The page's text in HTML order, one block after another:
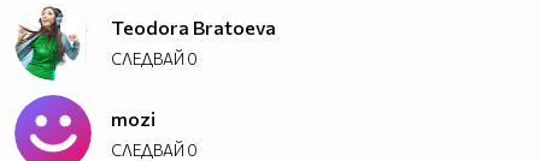
Teodora Bratoeva
СЛЕДВАЙ 0
mozi
СЛЕДВАЙ 0